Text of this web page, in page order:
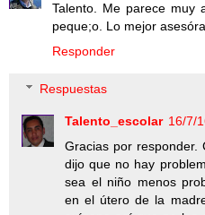
Talento. Me parece muy
peque;o. Lo mejor
Responder
Respuestas
Talento_escolar 16/7/
Gracias por responder.
dijo que no hay
sea el niño menos
en el útero de la